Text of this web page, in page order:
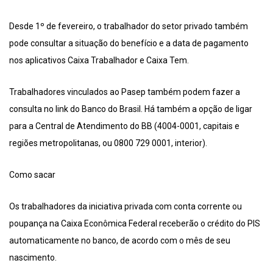
Desde 1º de fevereiro, o trabalhador do setor privado também
pode consultar a situação do benefício e a data de pagamento
nos aplicativos Caixa Trabalhador e Caixa Tem.
Trabalhadores vinculados ao Pasep também podem fazer a
consulta no link do Banco do Brasil. Há também a opção de ligar
para a Central de Atendimento do BB (4004-0001, capitais e
regiões metropolitanas, ou 0800 729 0001, interior).
Como sacar
Os trabalhadores da iniciativa privada com conta corrente ou
poupança na Caixa Econômica Federal receberão o crédito do PIS
automaticamente no banco, de acordo com o mês de seu
nascimento.